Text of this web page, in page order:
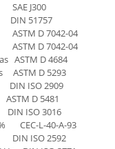
J300
51757
D 7042-04
D 7042-04
ASTM D 4684
ASTM D 5293
ISO 2909
D 5481
ISO 3016
CEC-L-40-A-93
ISO 2592